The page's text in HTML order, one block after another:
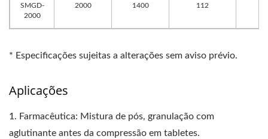
SMGD-
2000
2000 1400 112
* Especificações sujeitas a alterações sem aviso prévio.
Aplicações
1. Farmacêutica: Mistura de pós, granulação com
aglutinante antes da compressão em tabletes.